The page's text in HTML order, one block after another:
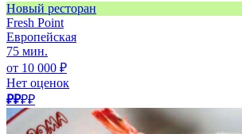
Новый ресторан
Fresh Point
Европейская
75 мин.
от 10 000 ₽
Нет оценок
₽₽₽₽